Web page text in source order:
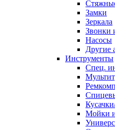
Замки
Зеркала
Звонки
Насосы
Другие
Инструменты
Спец.
Мойки